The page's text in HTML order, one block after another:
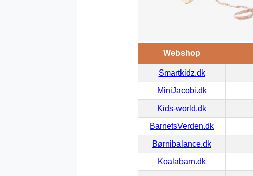
Webshop
Smartkidz.dk
MiniJacobi.dk
Kids-world.dk
BarnetsVerden.dk
Børnibalance.dk
Koalabarn.dk